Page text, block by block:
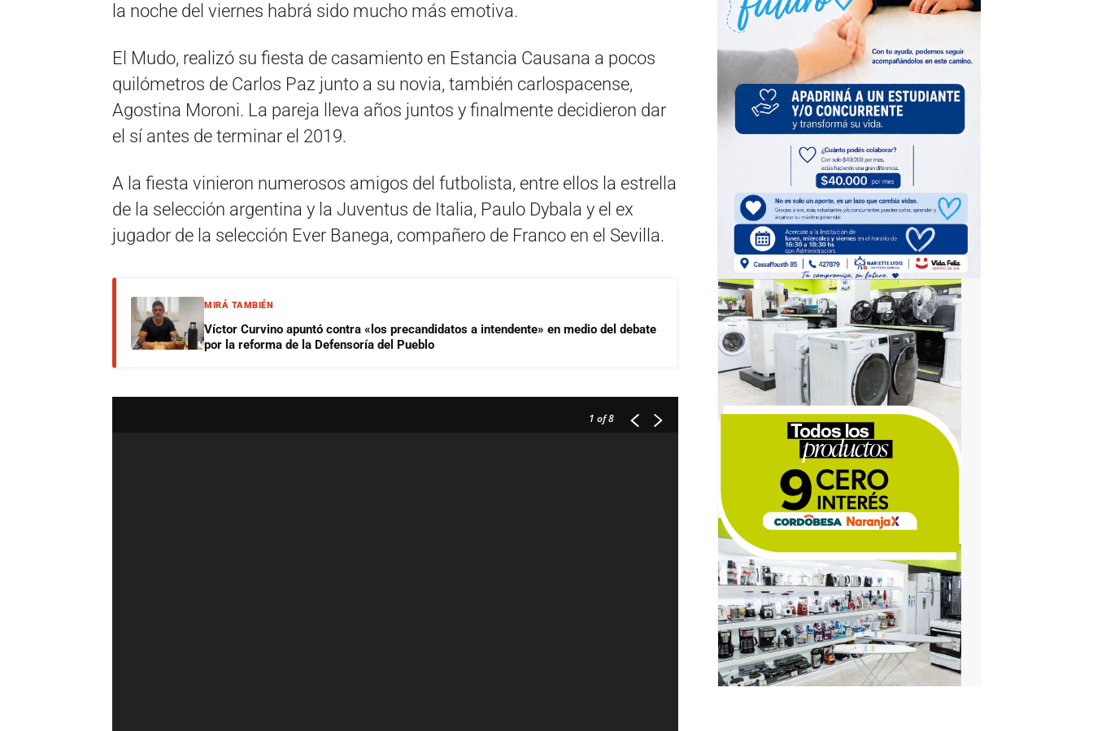
la noche del viernes habrá sido mucho más emotiva.
El Mudo, realizó su fiesta de casamiento en Estancia Causana a pocos
quilómetros de Carlos Paz junto a su novia, también carlospacense,
Agostina Moroni. La pareja lleva años juntos y finalmente decidieron dar
el sí antes de terminar el 2019.
A la fiesta vinieron numerosos amigos del futbolista, entre ellos la estrella
de la selección argentina y la Juventus de Italia, Paulo Dybala y el ex
jugador de la selección Ever Banega, compañero de Franco en el Sevilla.
MIRÁ TAMBIÉN
Víctor Curvino apuntó contra «los precandidatos a intendente» en medio del debate
por la reforma de la Defensoría del Pueblo
1 of 8